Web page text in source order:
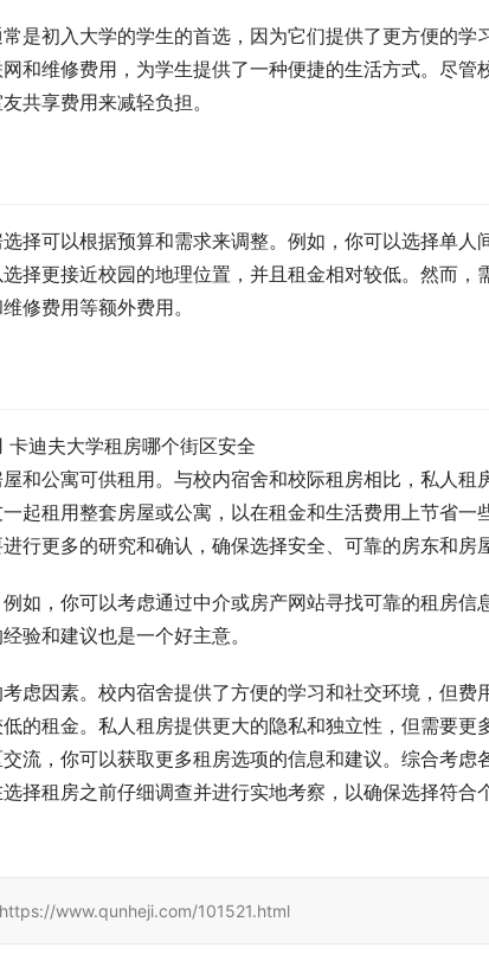
是初入大学的学生的首选，因为它们提供了更方便的学
和维修费用，为学生提供了一种便捷的生活方式。尽管
共享费用来减轻负担。
择可以根据预算和需求来调整。例如，你可以选择单人
择更接近校园的地理位置，并且租金相对较低。然而，
修费用等额外费用。
和公寓可供租用。与校内宿舍和校际租房相比，私人租
起租用整套房屋或公寓，以在租金和生活费用上节省一
行更多的研究和确认，确保选择安全、可靠的房东和房屋
如，你可以考虑通过中介或房产网站寻找可靠的租房信息
验和建议也是一个好主意。
虑因素。校内宿舍提供了方便的学习和社交环境，但费
的租金。私人租房提供更大的隐私和独立性，但需要更
流，你可以获取更多租房选项的信息和建议。综合考虑
择租房之前仔细调查并进行实地考察，以确保选择符合
www.qunheji.com/101521.html